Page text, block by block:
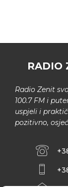
RADIO
Radio Zenit
100.7 FM i
uspjeli i
pozitivno,